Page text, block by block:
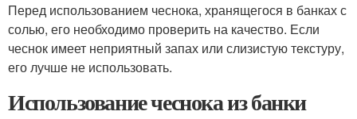
Перед использованием чеснока, хранящегося в банках с
солью, его необходимо проверить на качество. Если
чеснок имеет неприятный запах или слизистую текстуру,
его лучше не использовать.
Использование чеснока из банки